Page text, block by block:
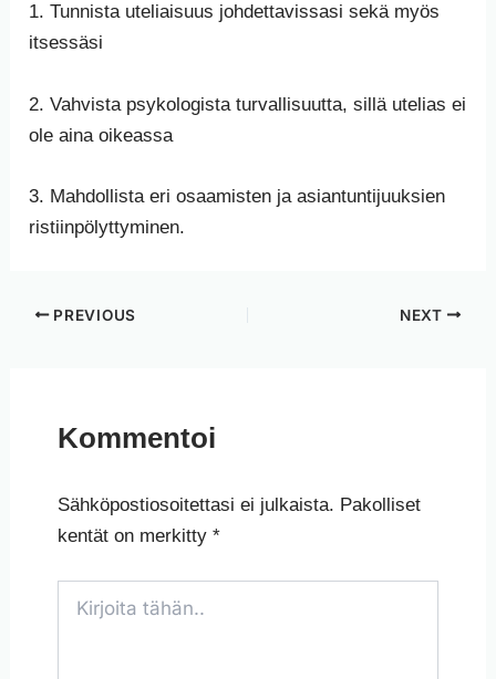
1. Tunnista uteliaisuus johdettavissasi sekä myös
itsessäsi
2. Vahvista psykologista turvallisuutta, sillä utelias ei
ole aina oikeassa
3. Mahdollista eri osaamisten ja asiantuntijuuksien
ristiinpölyttyminen.
PREVIOUS NEXT
Kommentoi
Sähköpostiosoitettasi ei julkaista. Pakolliset
kentät on merkitty *
tähän..